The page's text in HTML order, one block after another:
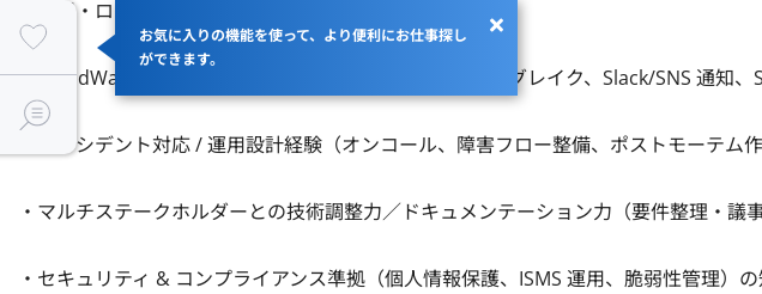
お気に入りの機能を使って、より便利にお仕事探し
ができます。
・監視・ログ分析基盤運用の経験
・CloudWatch Logs / Metrics / Alarms、Athena + S3 ログレイク、Slack/SNS 通知、
・インシデント対応 / 運用設計経験（オンコール、障害フロー整備、ポストモーテム
・マルチステークホルダーとの技術調整力／ドキュメンテーション力（要件整理・議
・セキュリティ & コンプライアンス準拠（個人情報保護、ISMS 運用、脆弱性管理）